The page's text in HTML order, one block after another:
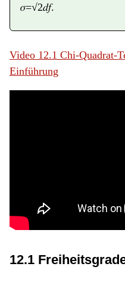
𝜎=√2𝑑𝑓.
Video 12.1 Chi-Quadrat-
Einführung
12.1